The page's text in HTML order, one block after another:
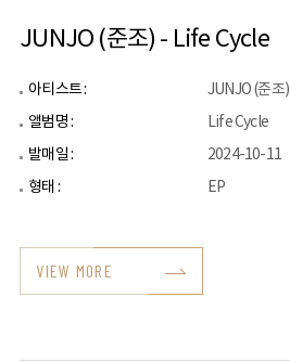
JUNJO (준조) - Life Cycle
아티스트 :
JUNJO (준조)
앨범명 :
Life Cycle
발매일 :
2024-10-11
형태 :
EP
VIEW MORE